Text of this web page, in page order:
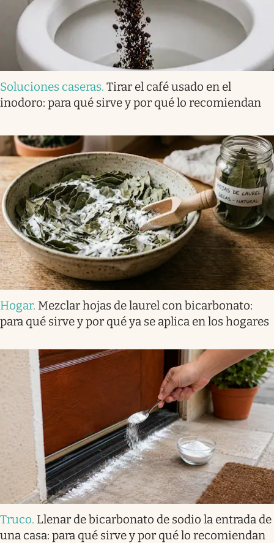
Soluciones caseras. Tirar el café usado en el
inodoro: para qué sirve y por qué lo recomiendan
Hogar. Mezclar hojas de laurel con bicarbonato:
para qué sirve y por qué ya se aplica en los hogares
Truco. Llenar de bicarbonato de sodio la entrada de
una casa: para qué sirve y por qué lo recomiendan